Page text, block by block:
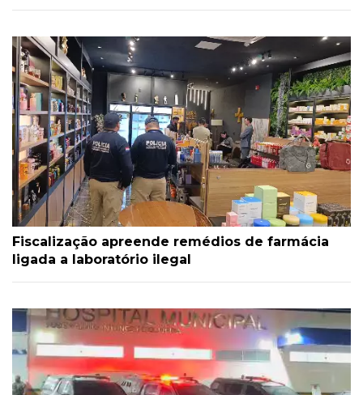
Fiscalização apreende remédios de farmácia
ligada a laboratório ilegal